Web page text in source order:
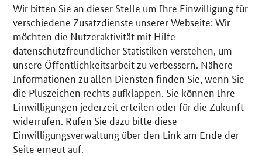
Wir bitten Sie an dieser Stelle um Ihre Einwilligung für
verschiedene Zusatzdienste unserer Webseite: Wir
möchten die Nutzeraktivität mit Hilfe
datenschutzfreundlicher Statistiken verstehen, um
unsere Öffentlichkeitsarbeit zu verbessern. Nähere
Informationen zu allen Diensten finden Sie, wenn Sie
die Pluszeichen rechts aufklappen. Sie können Ihre
Einwilligungen jederzeit erteilen oder für die Zukunft
widerrufen. Rufen Sie dazu bitte diese
Einwilligungsverwaltung über den Link am Ende der
Seite erneut auf.